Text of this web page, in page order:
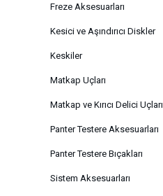
Freze Aksesuarları
Kesici ve Aşındırıcı Diskler
Keskiler
Matkap Uçları
Matkap ve Kırıcı Delici Uçları
Panter Testere Aksesuarları
Panter Testere Bıçakları
Sistem Aksesuarları